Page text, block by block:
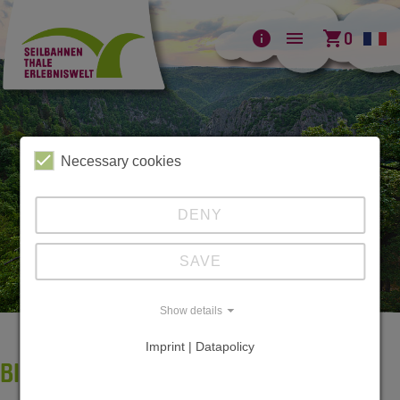
info menu shopping_cart0
BILDERGALERIE BODETAL
Necessary cookies
DENY
SAVE
Show details
Imprint | Datapolicy